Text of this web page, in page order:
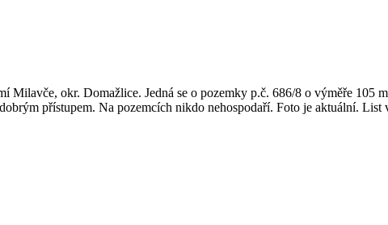
Milavče, okr. Domažlice. Jedná se o pozemky p.č. 686/8 o výměře 105
přístupem. Na pozemcích nikdo nehospodaří. Foto je aktuální.